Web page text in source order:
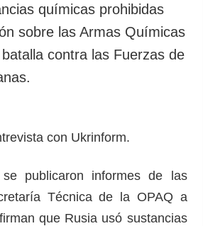
químicas prohibidas
sobre las Armas Químicas
contra las Fuerzas de
con Ukrinform.
publicaron informes de las
Técnica de la OPAQ a
que Rusia usó sustancias